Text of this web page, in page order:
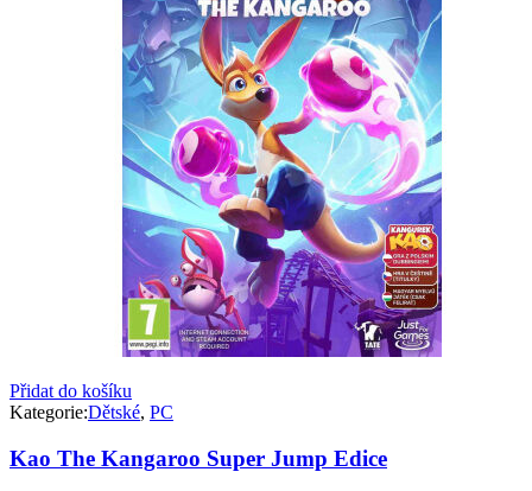
Přidat do košíku
Kategorie:Dětské, PC
Kao The Kangaroo Super Jump Edice